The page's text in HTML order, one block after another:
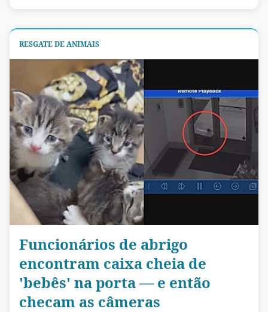
RESGATE DE ANIMAIS
Funcionários de abrigo
encontram caixa cheia de
'bebês' na porta — e então
checam as câmeras